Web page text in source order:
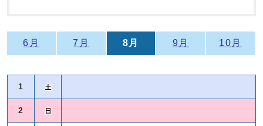
6月 7月 8月 9月 10月
1
2